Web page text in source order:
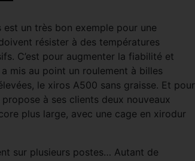
un très bon exemple pour une
résister à des températures
C’est pour augmenter la fiabilité et
mis au point un roulement à billes
le xiros A500 sans graisse. Et pour
à ses clients deux nouveaux
plus large, avec une cage en xirodur
sur plusieurs postes… Autant de